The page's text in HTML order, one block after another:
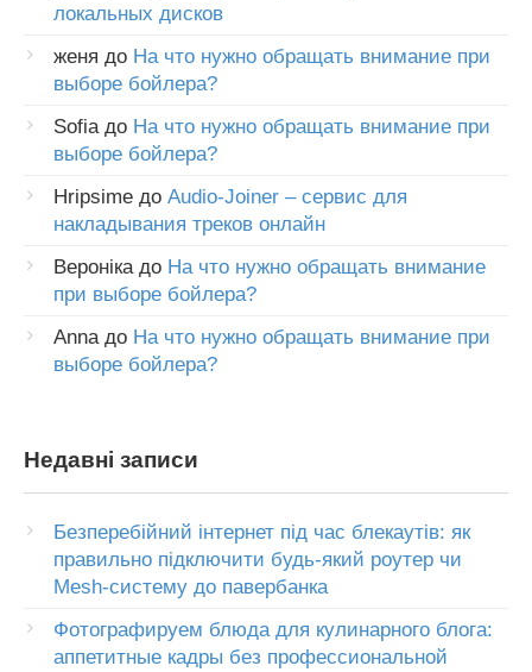
локальных дисков
женя до На что нужно обращать внимание при
выборе бойлера?
Sofiaдо На что нужно обращать внимание при
выборе бойлера?
Hripsime до Audio-Joiner – сервис для
накладывания треков онлайн
Веронікадо На что нужно обращать внимание
при выборе бойлера?
Annaдо На что нужно обращать внимание при
выборе бойлера?
Недавні записи
Безперебійний інтернет під час блекаутів: як
правильно підключити будь-який роутер чи
Mesh-систему до павербанка
Фотографируем блюда для кулинарного блога:
аппетитные кадры без профессиональной